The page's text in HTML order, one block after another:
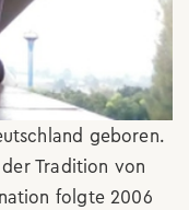
geboren.
Tradition von
folgte 2006